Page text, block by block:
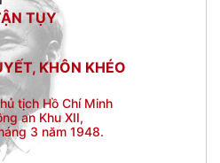
KHÔN KHÉO
tịch Hồ Chí Minh
an Khu XII,
3 năm 1948.